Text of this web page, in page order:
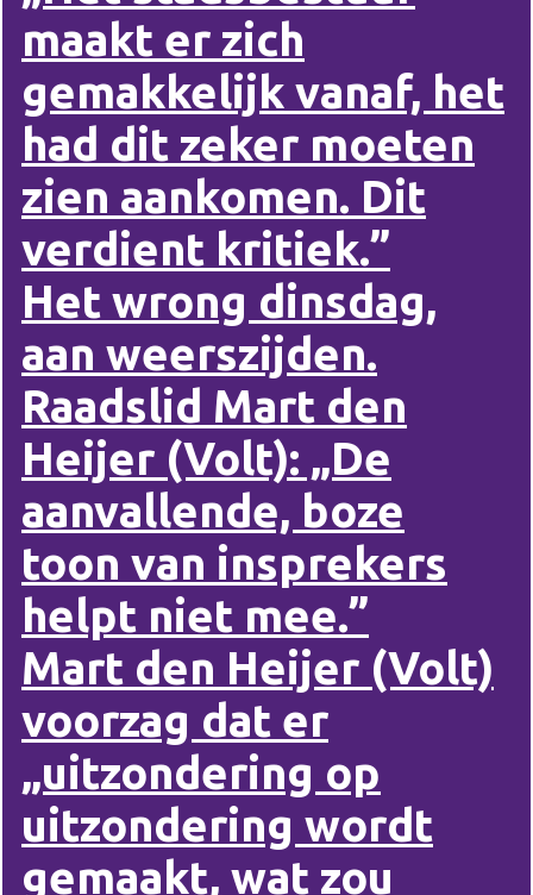
maakt er zich
gemakkelijk vanaf, het
had dit zeker moeten
zien aankomen. Dit
verdient kritiek.”
Het wrong dinsdag,
aan weerszijden.
Raadslid Mart den
Heijer (Volt): „De
aanvallende, boze
toon van insprekers
helpt niet mee.”
Mart den Heijer (Volt)
voorzag dat er
„uitzondering op
uitzondering wordt
gemaakt, wat zou